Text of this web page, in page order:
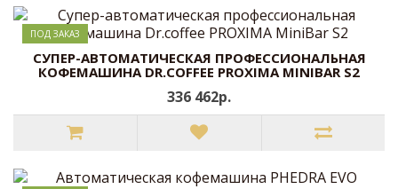
ПОД ЗАКАЗ
CУПЕР-АВТОМАТИЧЕСКАЯ ПРОФЕССИОНАЛЬНАЯ
КОФЕМАШИНА DR.COFFEE PROXIMA MINIBAR S2
336 462р.